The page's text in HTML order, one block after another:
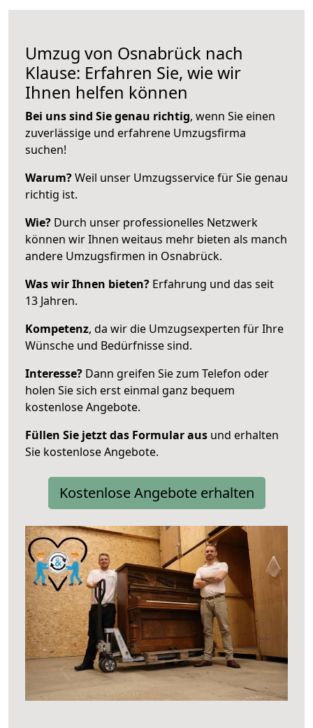
Umzug von Osnabrück nach
Klause: Erfahren Sie, wie wir
Ihnen helfen können
Bei uns sind Sie genau richtig, wenn Sie einen
zuverlässige und erfahrene Umzugsfirma
suchen!
Warum?Weil unser Umzugsservice für Sie genau
richtig ist.
Wie? Durch unser professionelles Netzwerk
können wir Ihnen weitaus mehr bieten als manch
andere Umzugsfirmen in Osnabrück.
Was wir Ihnen bieten? Erfahrung und das seit
13 Jahren.
Kompetenz, da wir die Umzugsexperten für Ihre
Wünsche und Bedürfnisse sind.
Interesse? Dann greifen Sie zum Telefon oder
holen Sie sich erst einmal ganz bequem
kostenlose Angebote.
Füllen Sie jetzt das Formular aus und erhalten
Sie kostenlose Angebote.
Kostenlose Angebote erhalten